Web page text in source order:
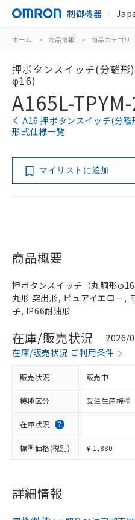
制御機器
ホーム > 商品情報 > 商品カテゴリ
押ボタンスイッチ(分離
φ16)
A165L-
A16 押ボタンスイッチ(分
形式仕様一覧
マイリストに追加
商品概要
押ボタンスイッチ（丸胴形
丸形 突出形, ピュアイエロー,
子, IP66耐油形
在庫/販売状況
2026/
在庫/販売状況 ご利用条件
販売状況 販売中
機種区分 受注生産機種
在庫状況
標準価格(税別) ¥ 1,880
詳細情報